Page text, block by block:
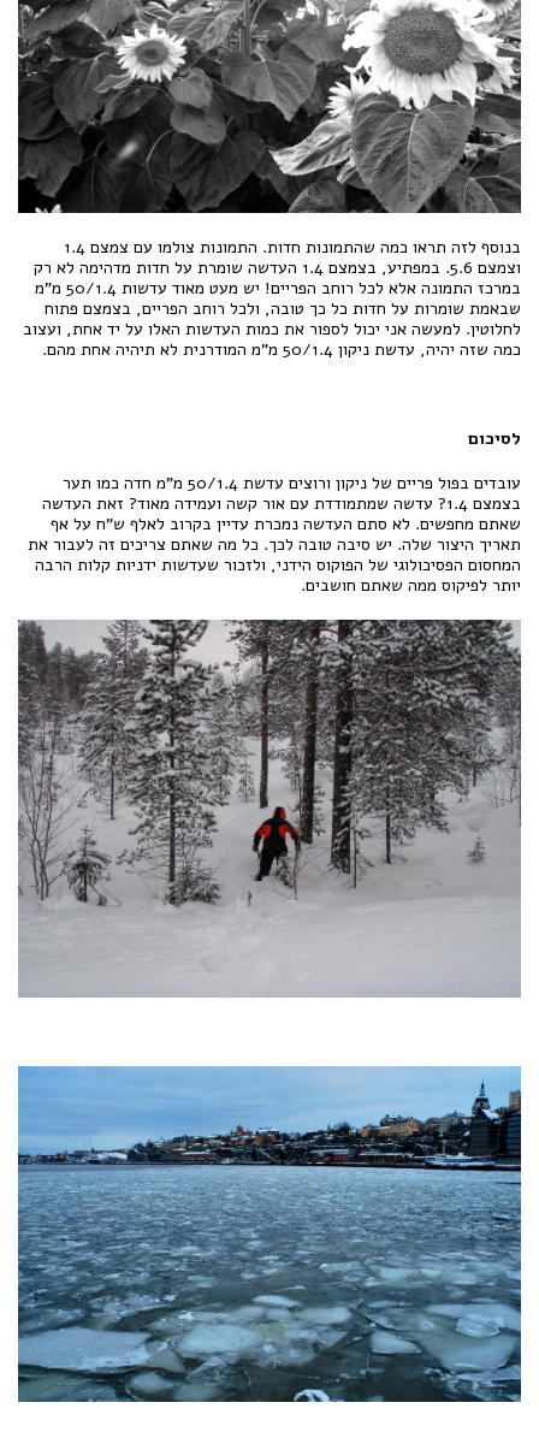
בנוסף לזה תראו כמה שהתמונות חדות. התמונות צולמו עם צמצם 1.4
וצמצם 5.6. במפתיע, בצמצם 1.4 העדשה שומרת על חדות מדהימה לא רק
במרכז התמונה אלא לכל רוחב הפריים! יש מעט מאוד עדשות 50/1.4 מ"מ
שבאמת שומרות על חדות כל כך טובה, ולכל רוחב הפריים, בצמצם פתוח
לחלוטין. למעשה אני יכול לספור את כמות העדשות האלו על יד אחת, ועצוב
כמה שזה יהיה, עדשת ניקון 50/1.4 מ"מ המודרנית לא תיהיה אחת מהם.
לסיכום
עובדים בפול פריים של ניקון ורוצים עדשת 50/1.4 מ"מ חדה כמו תער
בצמצם 1.4? עדשה שמתמודדת עם אור קשה ועמידה מאוד? זאת העדשה
שאתם מחפשים. לא סתם העדשה נמכרת עדיין בקרוב לאלף ש"ח על אף
תאריך היצור שלה. יש סיבה טובה לכך. כל מה שאתם צריכים זה לעבור את
המחסום הפסיכולוגי של הפוקוס הידני, ולזכור שעדשות ידניות קלות הרבה
יותר לפיקוס ממה שאתם חושבים.